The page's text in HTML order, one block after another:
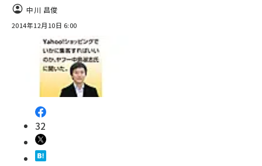
中川 昌俊
2014年12月10日 6:00
32